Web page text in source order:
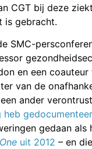
CGT bij deze
is gebracht.
SMC-
en een coauteur
van de
ander
gedaan als
uit 2012 – en